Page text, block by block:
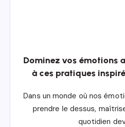
Dominez vos émotions
à ces pratiques
Dans un monde où nos
prendre le dessus,
quotidien